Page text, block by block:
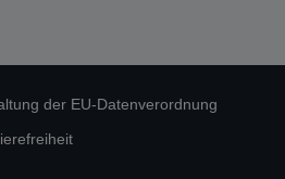
der EU-Datenverordnung